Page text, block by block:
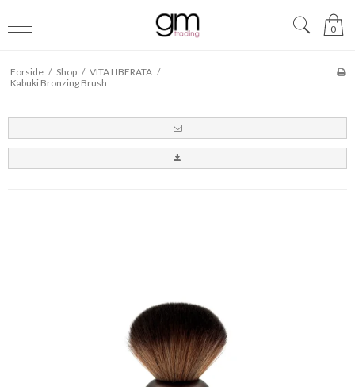
0
Forside / Shop / VITA LIBERATA /
Kabuki Bronzing Brush